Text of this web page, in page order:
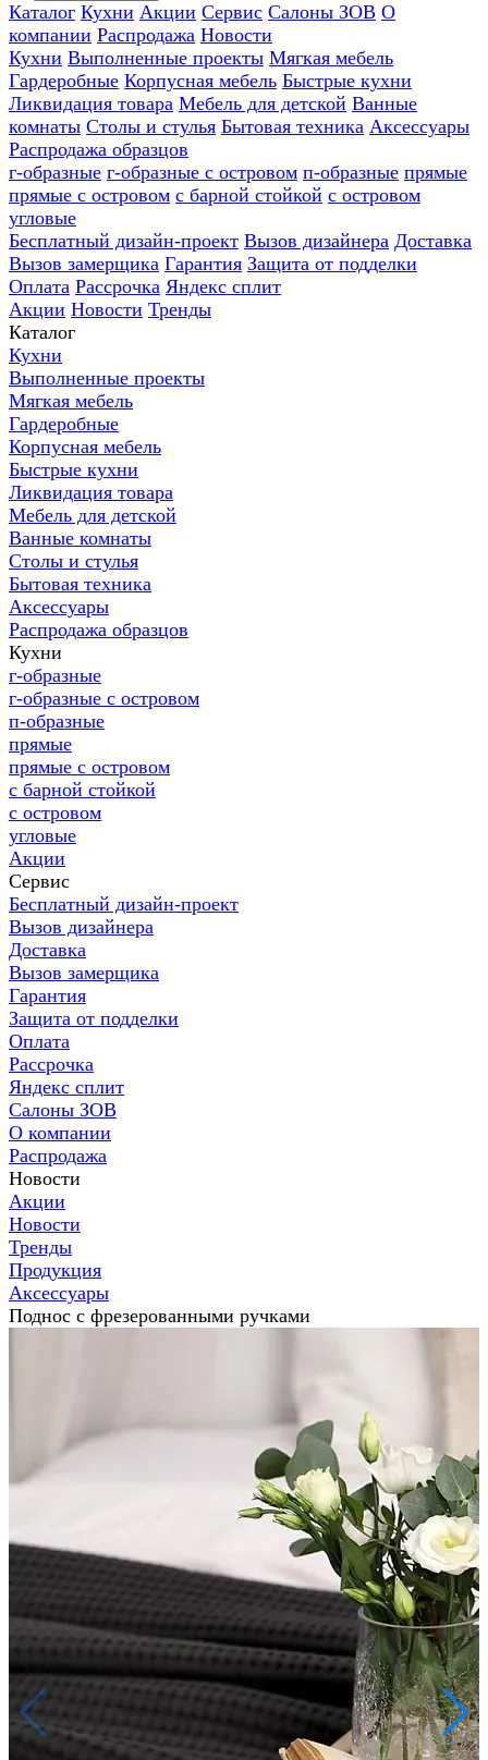
Каталог Кухни Акции Сервис Салоны ЗОВ О
компании Распродажа Новости
Кухни Выполненные проекты Мягкая мебель
Гардеробные Корпусная мебель Быстрые кухни
Ликвидация товара Мебель для детской Ванные
комнаты Столы и стулья Бытовая техника Аксессуары
Распродажа образцов
г-образные г-образные с островом п-образные прямые
прямые с островом с барной стойкой с островом
угловые
Бесплатный дизайн-проект Вызов дизайнера Доставка
Вызов замерщика Гарантия Защита от подделки
Оплата Рассрочка Яндекс сплит
Акции Новости Тренды
Каталог
Кухни
Выполненные проекты
Мягкая мебель
Гардеробные
Корпусная мебель
Быстрые кухни
Ликвидация товара
Мебель для детской
Ванные комнаты
Столы и стулья
Бытовая техника
Аксессуары
Распродажа образцов
Кухни
г-образные
г-образные с островом
п-образные
прямые
прямые с островом
с барной стойкой
с островом
угловые
Акции
Сервис
Бесплатный дизайн-проект
Вызов дизайнера
Доставка
Вызов замерщика
Гарантия
Защита от подделки
Оплата
Рассрочка
Яндекс сплит
Салоны ЗОВ
О компании
Распродажа
Новости
Акции
Новости
Тренды
Продукция
Аксессуары
Поднос с фрезерованными ручками